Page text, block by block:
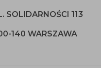
SOLIDARNOŚCI 113
140 WARSZAWA